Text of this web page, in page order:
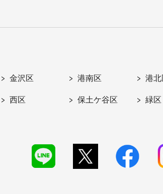
金沢区 港南区 港北
西区 保土ケ谷区 緑区